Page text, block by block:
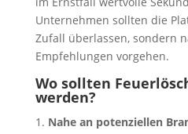
Unternehmen sollten die
Zufall überlassen, sondern
Empfehlungen vorgehen.
Wo sollten
werden?
Nahe an potenziellen